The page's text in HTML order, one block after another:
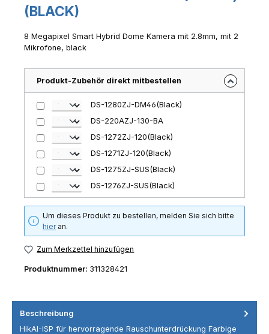
(BLACK)
8 Megapixel Smart Hybrid Dome Kamera mit 2.8mm, mit 2
Mikrofone, black
Produkt-Zubehör direkt mitbestellen
DS-1280ZJ-DM46(Black)
DS-220AZJ-130-BA
DS-1272ZJ-120(Black)
DS-1271ZJ-120(Black)
DS-1275ZJ-SUS(Black)
DS-1276ZJ-SUS(Black)
Um dieses Produkt zu bestellen, melden Sie sich bitte
hieran.
Zum Merkzettel hinzufügen
Produktnummer: 311328421
Beschreibung
HikAI-ISP für hervorragende Rauschunterdrückung Farbige